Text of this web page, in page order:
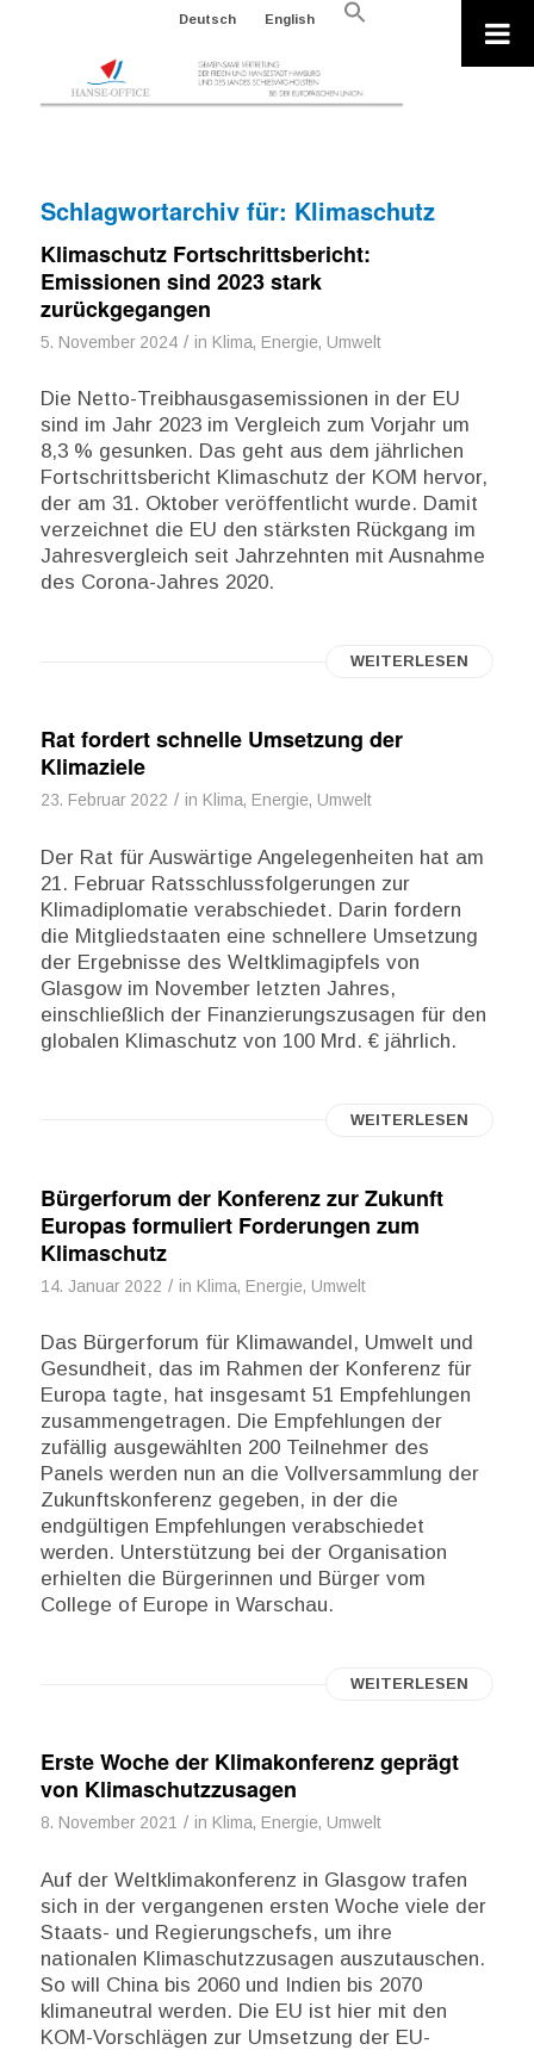
Deutsch English
Search
Schlagwortarchiv für: Klimaschutz
Klimaschutz Fortschrittsbericht:
Emissionen sind 2023 stark
zurückgegangen
5. November 2024 / in Klima, Energie, Umwelt
Die Netto-Treibhausgasemissionen in der EU
sind im Jahr 2023 im Vergleich zum Vorjahr um
8,3 % gesunken. Das geht aus dem jährlichen
Fortschrittsbericht Klimaschutz der KOM hervor,
der am 31. Oktober veröffentlicht wurde. Damit
verzeichnet die EU den stärksten Rückgang im
Jahresvergleich seit Jahrzehnten mit Ausnahme
des Corona-Jahres 2020.
WEITERLESEN
Rat fordert schnelle Umsetzung der
Klimaziele
23. Februar 2022 / in Klima, Energie, Umwelt
Der Rat für Auswärtige Angelegenheiten hat am
21. Februar Ratsschlussfolgerungen zur
Klimadiplomatie verabschiedet. Darin fordern
die Mitgliedstaaten eine schnellere Umsetzung
der Ergebnisse des Weltklimagipfels von
Glasgow im November letzten Jahres,
einschließlich der Finanzierungszusagen für den
globalen Klimaschutz von 100 Mrd. € jährlich.
WEITERLESEN
Bürgerforum der Konferenz zur Zukunft
Europas formuliert Forderungen zum
Klimaschutz
14. Januar 2022 / in Klima, Energie, Umwelt
Das Bürgerforum für Klimawandel, Umwelt und
Gesundheit, das im Rahmen der Konferenz für
Europa tagte, hat insgesamt 51 Empfehlungen
zusammengetragen. Die Empfehlungen der
zufällig ausgewählten 200 Teilnehmer des
Panels werden nun an die Vollversammlung der
Zukunftskonferenz gegeben, in der die
endgültigen Empfehlungen verabschiedet
werden. Unterstützung bei der Organisation
erhielten die Bürgerinnen und Bürger vom
College of Europe in Warschau.
WEITERLESEN
Erste Woche der Klimakonferenz geprägt
von Klimaschutzzusagen
8. November 2021 / in Klima, Energie, Umwelt
Auf der Weltklimakonferenz in Glasgow trafen
sich in der vergangenen ersten Woche viele der
Staats- und Regierungschefs, um ihre
nationalen Klimaschutzzusagen auszutauschen.
So will China bis 2060 und Indien bis 2070
klimaneutral werden. Die EU ist hier mit den
KOM-Vorschlägen zur Umsetzung der EU-